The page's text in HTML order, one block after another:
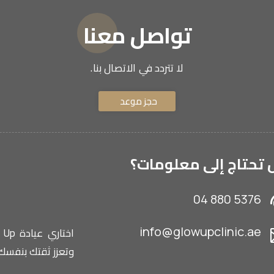
تواصل معنا
لا تتردد في الاتصال بنا.
حجز موعد
وتعزز ثقتك
إلى معلومات؟
04 880 5376
info@glowupclinic.ae